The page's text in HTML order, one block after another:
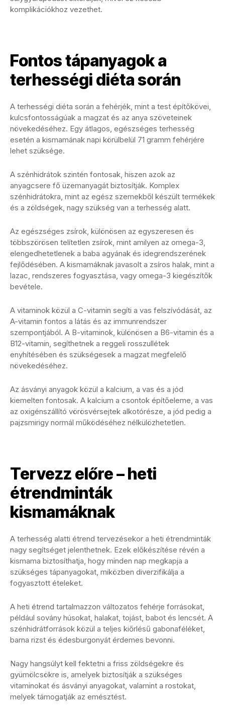
komplikációkhoz vezethet.
Fontos tápanyagok a
terhességi diéta során
A terhességi diéta során a fehérjék, mint a test építőkövei,
kulcsfontosságúak a magzat és az anya szöveteinek
növekedéséhez. Egy átlagos, egészséges terhesség
esetén a kismamának napi körülbelül 71 gramm fehérjére
lehet szüksége.
A szénhidrátok szintén fontosak, hiszen azok az
anyagcsere fő üzemanyagát biztosítják. Komplex
szénhidrátokra, mint az egész szemekből készült termékek
és a zöldségek, nagy szükség van a terhesség alatt.
Az egészséges zsírok, különösen az egyszeresen és
többszörösen telítetlen zsírok, mint amilyen az omega-3,
elengedhetetlenek a baba agyának és idegrendszerének
fejlődésében. A kismamáknak javasolt a zsíros halak, mint a
lazac, rendszeres fogyasztása, vagy omega-3 kiegészítők
bevétele.
A vitaminok közül a C-vitamin segíti a vas felszívódását, az
A-vitamin fontos a látás és az immunrendszer
szempontjából. A B-vitaminok, különösen a B6-vitamin és a
B12-vitamin, segíthetnek a reggeli rosszullétek
enyhítésében és szükségesek a magzat megfelelő
növekedéséhez.
Az ásványi anyagok közül a kalcium, a vas és a jód
kiemelten fontosak. A kalcium a csontok építőeleme, a vas
az oxigénszállító vörösvérsejtek alkotórésze, a jód pedig a
pajzsmirigy normál működéséhez nélkülözhetetlen.
Tervezz előre – heti
étrendminták
kismamáknak
A terhesség alatti étrend tervezésekor a heti étrendminták
nagy segítséget jelenthetnek. Ezek előkészítése révén a
kismama biztosíthatja, hogy minden nap megkapja a
szükséges tápanyagokat, miközben diverzifikálja a
fogyasztott ételeket.
A heti étrend tartalmazzon változatos fehérje forrásokat,
például sovány húsokat, halakat, tojást, babot és lencsét. A
szénhidrátforrások közül a teljes kiőrlésű gabonaféléket,
barna rizst és édesburgonyát érdemes bevonni.
Nagy hangsúlyt kell fektetni a friss zöldségekre és
gyümölcsökre is, amelyek biztosítják a szükséges
vitaminokat és ásványi anyagokat, valamint a rostokat,
melyek támogatják az emésztést.